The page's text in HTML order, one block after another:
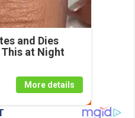
and Dies
This at Night
More details